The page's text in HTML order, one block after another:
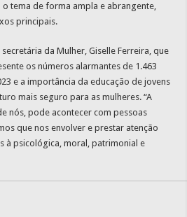
tema de forma ampla e abrangente,
principais.
da Mulher, Giselle Ferreira, que
os números alarmantes de 1.463
e a importância da educação de jovens
mais seguro para as mulheres. “A
nós, pode acontecer com pessoas
que nos envolver e prestar atenção
à psicológica, moral, patrimonial e